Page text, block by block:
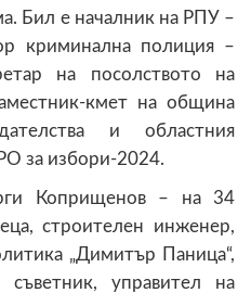
Бил е началник на РПУ –
криминална полиция –
на посолството на
кмет на община
и областния
за избори-2024.
Коприщенов – на 34
строителен инженер,
„Димитър Паница“,
управител на